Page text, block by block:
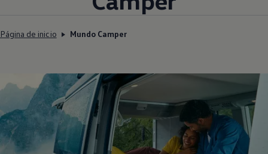
Página de inicio Mundo Camper